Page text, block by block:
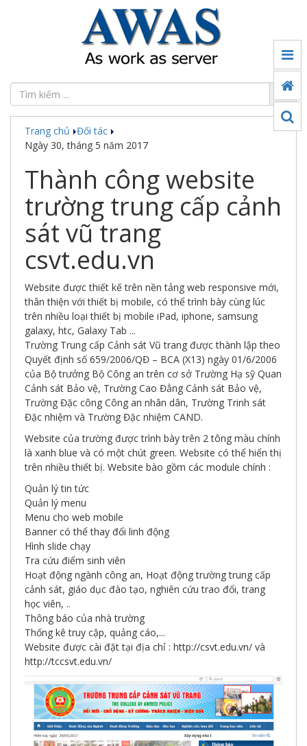
Đối
tác
Sản
phẩm
Ứng
dụng
chuyển
đổi
số
Công
nghệ
Thế
giới
số
Trang chủ Đối tác
Ngày 30, tháng 5 năm 2017
Thành công website
trường trung cấp cảnh
sát vũ trang
csvt.edu.vn
Website được thiết kế trên nền tảng web responsive mới,
thân thiện với thiết bị mobile, có thể trình bày cùng lúc
trên nhiều loại thiết bị mobile iPad, iphone, samsung
galaxy, htc, Galaxy Tab ...
Trường Trung cấp Cảnh sát Vũ trang được thành lập theo
Quyết định số 659/2006/QĐ – BCA (X13) ngày 01/6/2006
của Bộ trưởng Bộ Công an trên cơ sở Trường Hạ sỹ Quan
Cảnh sát Bảo vệ, Trường Cao Đẳng Cảnh sát Bảo vệ,
Trường Đặc công Công an nhân dân, Trường Trinh sát
Đặc nhiệm và Trường Đặc nhiệm CAND.
Website của trường được trình bày trên 2 tông màu chính
là xanh blue và có một chút green. Website có thể hiển thị
trên nhiều thiết bị. Website bào gồm các module chính :
Quản lý tin tức
Quản lý menu
Menu cho web mobile
Banner có thể thay đổi linh động
Hình slide chạy
Tra cứu điểm sinh viên
Hoạt động ngành công an, Hoạt động trường trung cấp
cảnh sát, giáo dục đào tạo, nghiên cứu trao đổi, trang
học viên, ..
Thông báo của nhà trường
Thống kê truy cập, quảng cáo,...
Website được cài đặt tại địa chỉ : http://csvt.edu.vn/ và
http://tccsvt.edu.vn/